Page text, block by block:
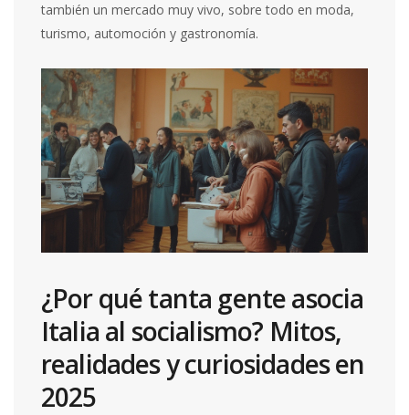
también un mercado muy vivo, sobre todo en moda,
turismo, automoción y gastronomía.
¿Por qué tanta gente asocia
Italia al socialismo? Mitos,
realidades y curiosidades en
2025